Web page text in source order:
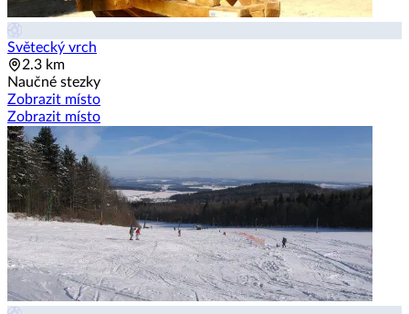
Světecký vrch
2.3 km
Naučné stezky
Zobrazit místo
Zobrazit místo